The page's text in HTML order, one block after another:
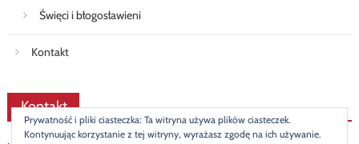
Święci i błogosławieni
Kontakt
Kontakt
Prywatność i pliki ciasteczka: Ta witryna używa plików ciasteczek.
Kontynuując korzystanie z tej witryny, wyrażasz zgodę na ich używanie.